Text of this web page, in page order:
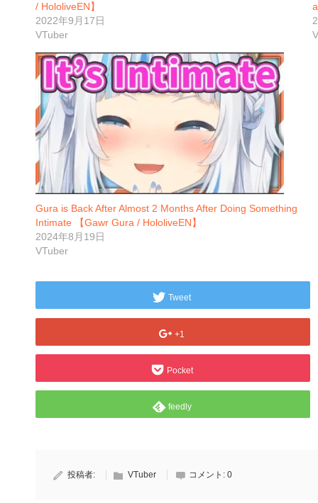
/ HololiveEN】
2022年9月17日
VTuber
Gura is Back After Almost 2 Months After Doing Something
Intimate 【Gawr Gura / HololiveEN】
2024年8月19日
VTuber
Tweet
+1
Pocket
feedly
投稿者: VTuber コメント: 0